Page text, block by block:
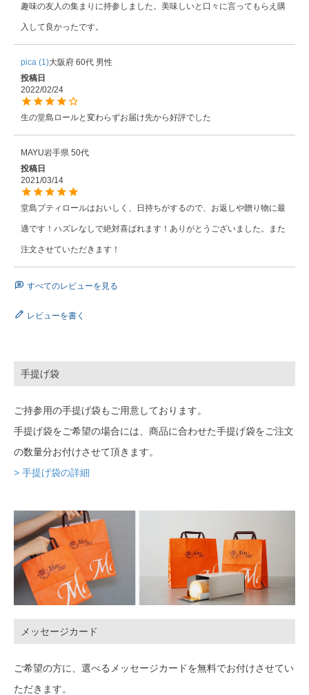
趣味の友人の集まりに持参しました。美味しいと口々に言ってもらえ購
入して良かったです。
pica 1 大阪府 60代 男性
投稿日
2022/02/24
MAYU岩手県 50代
投稿日
2021/03/14
堂島プティロールはおいしく、日持ちがするので、お返しや贈り物に最
適です！ハズレなしで絶対喜ばれます！ありがとうございました。また
注文させていただきます！
すべてのレビューを見る
レビューを書く
手提げ袋
ご持参用の手提げ袋もご用意しております。
手提げ袋をご希望の場合には、商品に合わせた手提げ袋をご注文
の数量分お付けさせて頂きます。
> 手提げ袋の詳細
メッセージカード
ご希望の方に、選べるメッセージカードを無料でお付けさせてい
ただきます。